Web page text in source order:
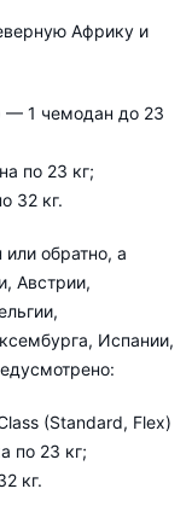
Африку и
— 1 чемодан до 23
по 23 кг;
32 кг.
обратно, а
Австрии,
Испании,
(Standard, Flex)
по 23 кг;
кг.